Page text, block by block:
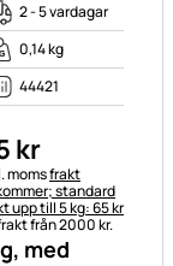
med
2 - 5 vardagar
0,14 kg
44421
kr
momsfrakt
standard
upp till 5 kg: 65 kr
från 2000 kr.